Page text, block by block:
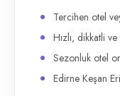
Tercihen otel
Hızlı, dikkatli ve
Sezonluk otel
Edirne Keşan